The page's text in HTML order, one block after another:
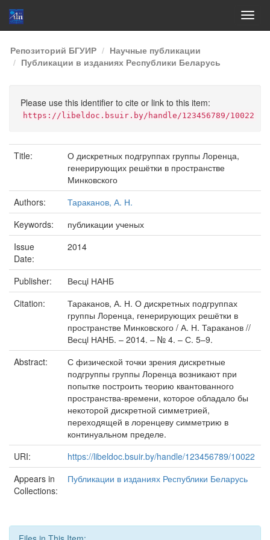
Skip
navigation
Репозиторий БГУИР
Научные публикации
Публикации в изданиях Республики Беларусь
Please use this identifier to cite or link to this item:
https://libeldoc.bsuir.by/handle/123456789/10022
Title:
О дискретных подгруппах группы Лоренца,
генерирующих решётки в пространстве
Минковского
Authors:
Тараканов, А. Н.
Keywords:
публикации ученых
Issue
Date:
2014
Publisher:
Весцi НАНБ
Citation:
Тараканов, А. Н. О дискретных подгруппах
группы Лоренца, генерирующих решётки в
пространстве Минковского / А. Н. Тараканов //
Весцi НАНБ. – 2014. – № 4. – С. 5–9.
Abstract:
С физической точки зрения дискретные
подгруппы группы Лоренца возникают при
попытке построить теорию квантованного
пространства-времени, которое обладало бы
некоторой дискретной симметрией,
переходящей в лоренцеву симметрию в
континуальном пределе.
URI:
https://libeldoc.bsuir.by/handle/123456789/10022
Appears in
Collections:
Публикации в изданиях Республики Беларусь